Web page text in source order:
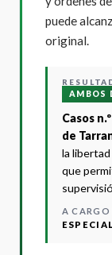
puede
original.
AMBOS
Casos
de
la
que
A CARGO